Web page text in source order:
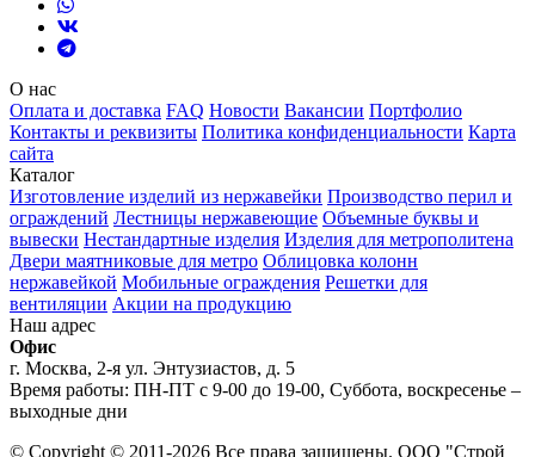
О нас
Оплата и доставка FAQ Новости Вакансии Портфолио
Контакты и реквизиты Политика конфиденциальности Карта
сайта
Каталог
Изготовление изделий из нержавейки Производство перил и
ограждений Лестницы нержавеющие Объемные буквы и
вывески Нестандартные изделия Изделия для метрополитена
Двери маятниковые для метро Облицовка колонн
нержавейкой Мобильные ограждения Решетки для
вентиляции Акции на продукцию
Наш адрес
Офис
г. Москва, 2-я ул. Энтузиастов, д. 5
Время работы: ПН-ПТ с 9-00 до 19-00, Суббота, воскресенье –
выходные дни
© Copyright © 2011-2026 Все права защищены. ООО "Строй